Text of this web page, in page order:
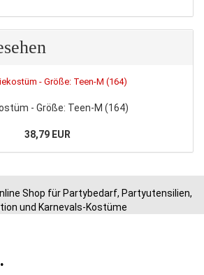
- Größe: Teen-M (164)
38,79 EUR
Shop für Partybedarf, Partyutensilien,
und Karnevals-Kostüme